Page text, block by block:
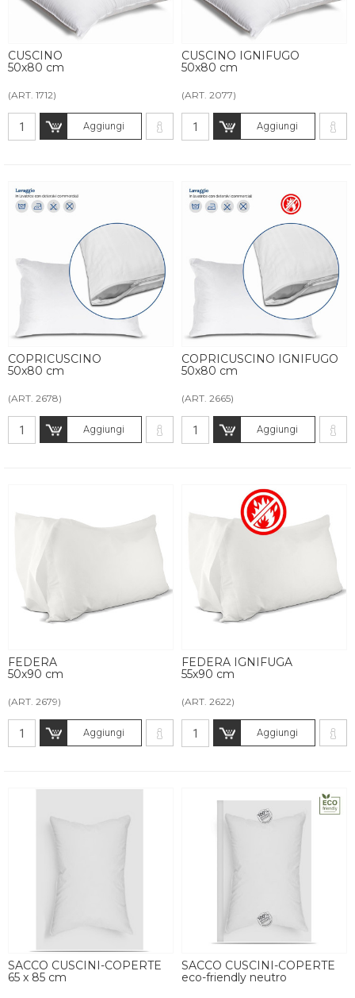
CUSCINO
50x80 cm
(ART. 1712)
Aggiungi
CUSCINO IGNIFUGO
50x80 cm
(ART. 2077)
Aggiungi
COPRICUSCINO
50x80 cm
(ART. 2678)
Aggiungi
COPRICUSCINO IGNIFUGO
50x80 cm
(ART. 2665)
Aggiungi
FEDERA
50x90 cm
(ART. 2679)
Aggiungi
FEDERA IGNIFUGA
55x90 cm
(ART. 2622)
Aggiungi
SACCO CUSCINI-COPERTE
65 x 85 cm
SACCO CUSCINI-COPERTE
eco-friendly neutro